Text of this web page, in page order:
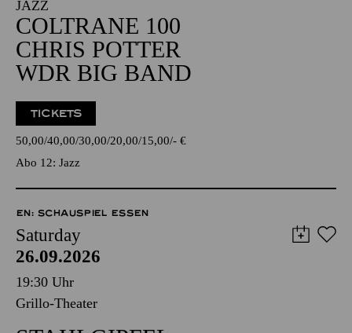
JAZZ
COLTRANE 100
CHRIS POTTER
WDR BIG BAND
TICKETS
50,00 40,00 30,00 20,00 15,00 - €
Abo 12: Jazz
EN: SCHAUSPIEL ESSEN
Saturday
26.09.2026
19:30 Uhr
Grillo-Theater